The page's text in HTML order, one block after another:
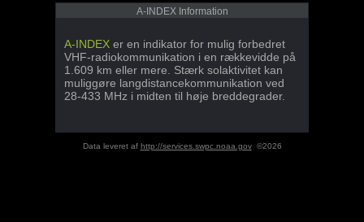
A-INDEX Information
A-INDEX er en indikator for mulig forbedret
VHF-radiokommunikation i en rækkevidde på
1.609 km eller mere. Stærk solaktivitet kan
muliggøre langdistancekommunikation ved
28-433 MHz i midten til høje breddegrader.
Data leveret af http://services.swpc.noaa.gov©2026